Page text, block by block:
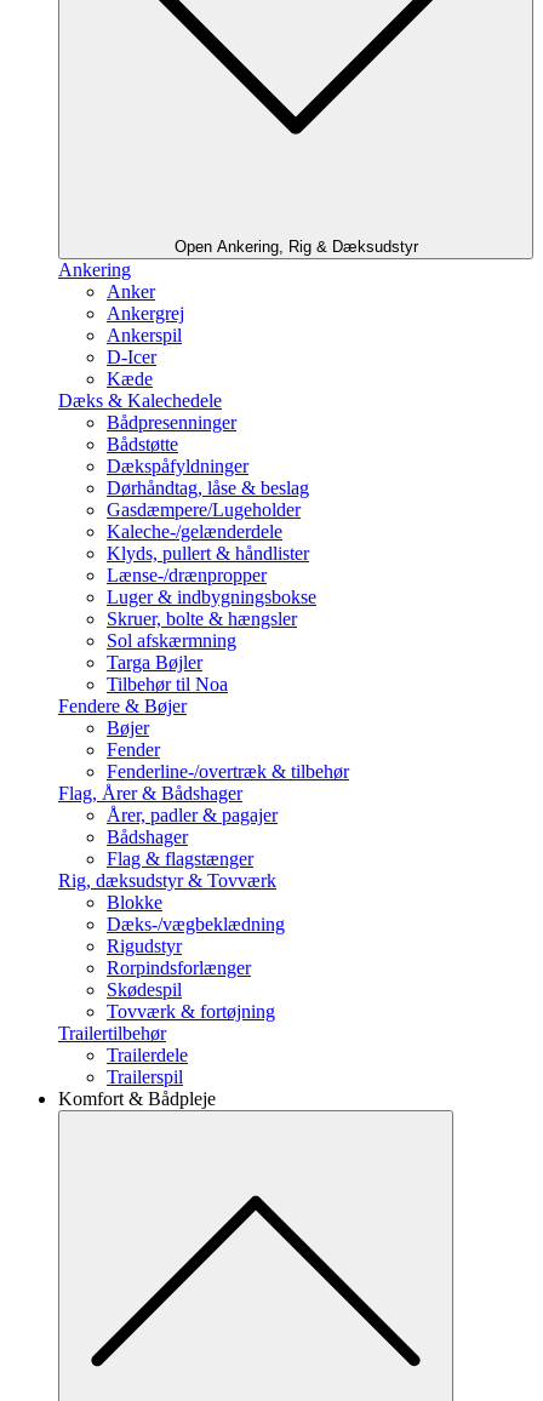
Open Ankering, Rig & Dæksudstyr
Ankering
Anker
Ankergrej
Ankerspil
D-Icer
Kæde
Dæks & Kalechedele
Bådpresenninger
Bådstøtte
Dækspåfyldninger
Dørhåndtag, låse & beslag
Gasdæmpere/Lugeholder
Kaleche-/gelænderdele
Klyds, pullert & håndlister
Lænse-/drænpropper
Luger & indbygningsbokse
Skruer, bolte & hængsler
Sol afskærmning
Targa Bøjler
Tilbehør til Noa
Fendere & Bøjer
Bøjer
Fender
Fenderline-/overtræk & tilbehør
Flag, Årer & Bådshager
Årer, padler & pagajer
Bådshager
Flag & flagstænger
Rig, dæksudstyr & Tovværk
Blokke
Dæks-/vægbeklædning
Rigudstyr
Rorpindsforlænger
Skødespil
Tovværk & fortøjning
Trailertilbehør
Trailerdele
Trailerspil
Komfort & Bådpleje